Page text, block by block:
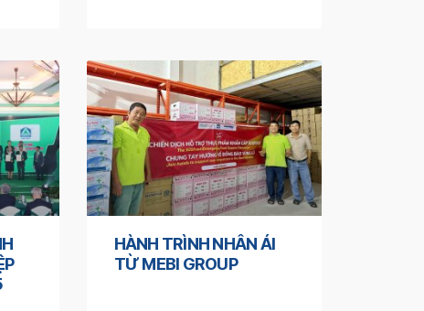
HÀNH TRÌNH NHÂN ÁI
TỪ MEBI GROUP